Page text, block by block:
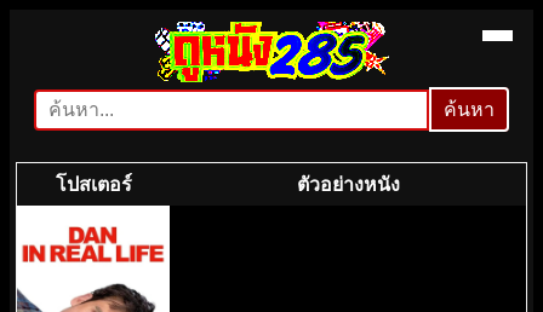
ค้นหา
ค้นหา
โปสเตอร์ ตัวอย่างหนัง